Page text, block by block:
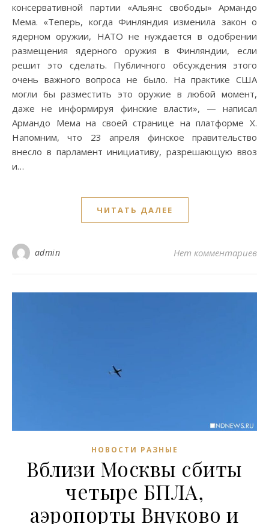
консервативной партии «Альянс свободы» Армандо
Мема. «Теперь, когда Финляндия изменила закон о
ядерном оружии, НАТО не нуждается в одобрении
размещения ядерного оружия в Финляндии, если
решит это сделать. Публичного обсуждения этого
очень важного вопроса не было. На практике США
могли бы разместить это оружие в любой момент,
даже не информируя финские власти», — написал
Армандо Мема на своей странице на платформе X.
Напомним, что 23 апреля финское правительство
внесло в парламент инициативу, разрешающую ввоз
и…
ЧИТАТЬ ДАЛЕЕ
admin Нет комментариев
НОВОСТИ РАЗНЫЕ
Вблизи Москвы сбиты
четыре БПЛА,
аэропорты Внуково и